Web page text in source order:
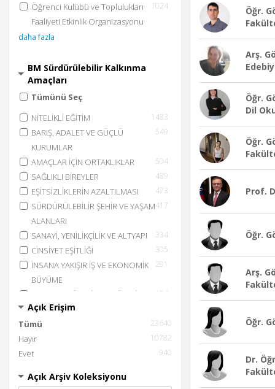
Öğrenci Kulübü ve Toplulukları
Faaliyeti Etkinlik Organizasyonu
1024
daha fazla
BM Sürdürülebilir Kalkınma
Amaçları
Tümünü Seç
NİTELİKLİ EĞİTİM
1483
BARIŞ, ADALET VE GÜÇLÜ
KURUMLAR
549
AMAÇLAR İÇİN ORTAKLIKLAR 504
SAĞLIKLI BİREYLER 489
EŞİTSİZLİKLERİN AZALTILMASI 473
SÜRDÜRÜLEBİLİR ŞEHİR VE YAŞAM
ALANLARI
417
SANAYİ, YENİLİKÇİLİK VE ALTYAPI 334
CİNSİYET EŞİTLİĞİ 305
İNSANA YAKIŞIR İŞ VE EKONOMİK
BÜYÜME
291
SORUMLU ÜRETİM VE TÜKETİM 154
İKLİM EYLEMİ
ERİŞİLEBİLİR VE TEMİZ ENERJİ 91
YOKSULLUĞA SON 81
KARASAL YAŞAM 77
AÇLIĞA SON
Açık Erişim
Tümü 23640
Hayır 10782
Evet 940
Açık Arşiv Koleksiyonu
Öğr.
Arş.
Öğr.
Dil
Öğr.
Prof.
Öğr.
Arş.
Öğr.
Dr.